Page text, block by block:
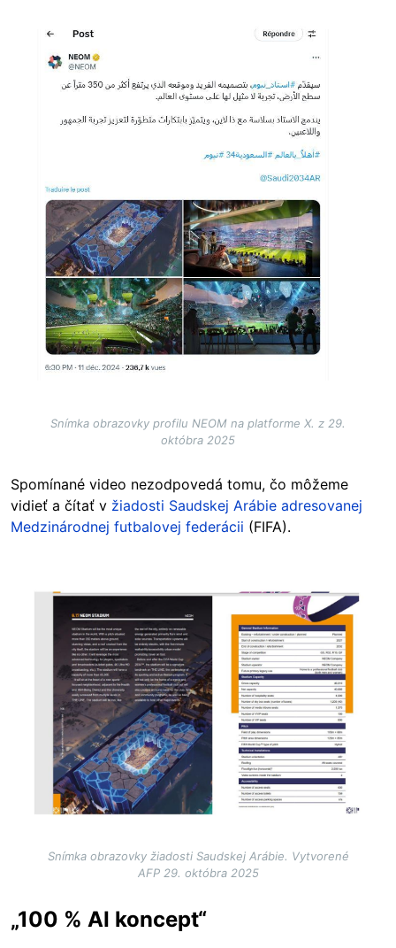
Image
Snímka obrazovky profilu NEOM na platforme X. z 29.
októbra 2025
Spomínané video nezodpovedá tomu, čo môžeme
vidieť a čítať v žiadosti Saudskej Arábie adresovanej
Medzinárodnej futbalovej federácii (FIFA).
Image
Snímka obrazovky žiadosti Saudskej Arábie. Vytvorené
AFP 29. októbra 2025
„100 % AI koncept“